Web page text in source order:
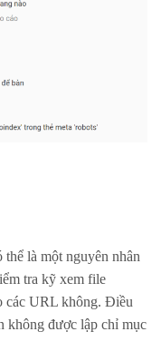
là một nguyên nhân
tra kỹ xem file
các URL không. Điều
không được lập chỉ mục